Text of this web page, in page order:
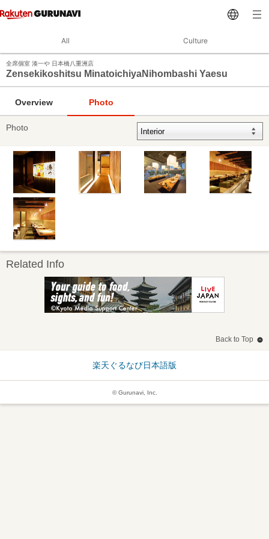
All Culture
全席個室 湊一や 日本橋八重洲店
Zensekikoshitsu MinatoichiyaNihombashi Yaesu
Overview Photo
Photo
Related Info
Back to Top
楽天ぐるなび日本語版
© Gurunavi, Inc.